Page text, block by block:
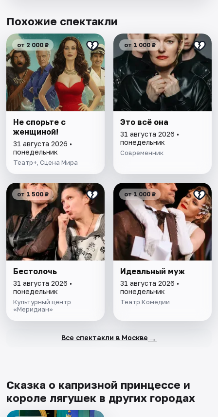
Похожие спектакли
от 2 000 ₽
Не спорьте с
женщиной!
31 августа 2026 •
понедельник
Театр+, Сцена Мира
от 1 000 ₽
Это всё она
31 августа 2026 •
понедельник
Современник
от 1 500 ₽
Бестолочь
31 августа 2026 •
понедельник
Культурный центр
«Меридиан»
от 1 000 ₽
Идеальный муж
31 августа 2026 •
понедельник
Театр Комедии
Все спектакли в Москве →
Сказка о капризной принцессе и
короле лягушек в других городах